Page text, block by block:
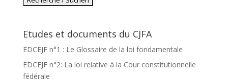
Etudes et documents du CJFA
EDCEJF n°1 : Le Glossaire de la loi fondamentale
EDCEJF n°2: La loi relative à la Cour constitutionnelle
fédérale